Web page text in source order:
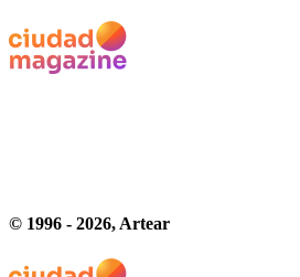
© 1996 - 2026, Artear